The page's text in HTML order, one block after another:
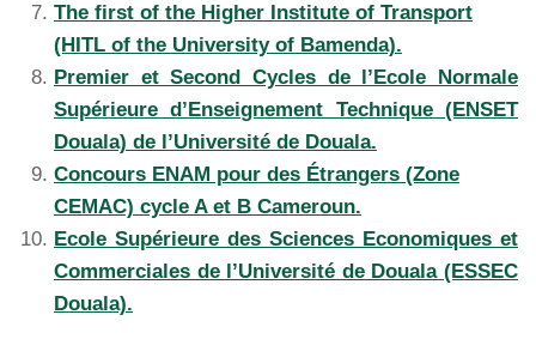
The first of the Higher Institute of Transport
(HITL of the University of Bamenda).
Premier et Second Cycles de l’Ecole Normale
Supérieure d’Enseignement Technique (ENSET
Douala) de l’Université de Douala.
Concours ENAM pour des Étrangers (Zone
CEMAC) cycle A et B Cameroun.
Ecole Supérieure des Sciences Economiques et
Commerciales de l’Université de Douala (ESSEC
Douala).